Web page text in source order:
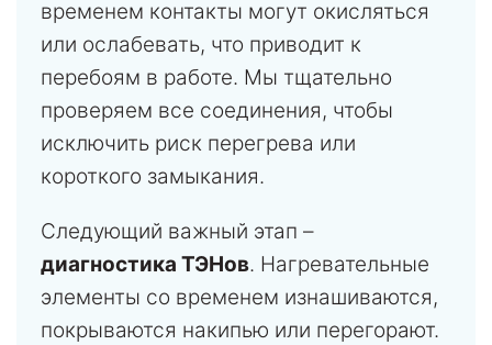
временем контакты могут окисляться
или ослабевать, что приводит к
перебоям в работе. Мы тщательно
проверяем все соединения, чтобы
исключить риск перегрева или
короткого замыкания.
Следующий важный этап –
диагностика ТЭНов. Нагревательные
элементы со временем изнашиваются,
покрываются накипью или перегорают.